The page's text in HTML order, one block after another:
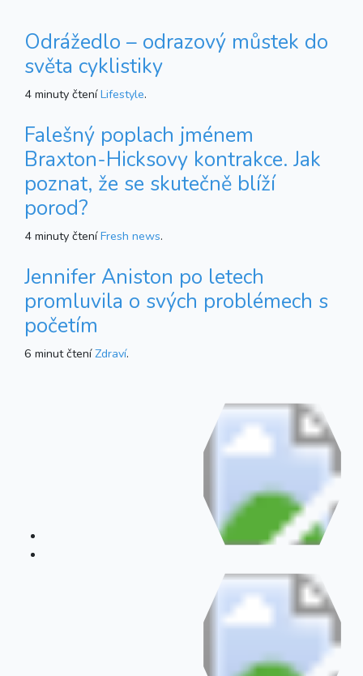
Odrážedlo – odrazový můstek do
světa cyklistiky
4 minuty čtení Lifestyle.
Falešný poplach jménem
Braxton-Hicksovy kontrakce. Jak
poznat, že se skutečně blíží
porod?
4 minuty čtení Fresh news.
Jennifer Aniston po letech
promluvila o svých problémech s
početím
6 minut čtení Zdraví.